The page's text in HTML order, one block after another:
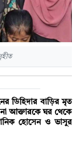
ডিহিদার বাড়ির মৃত
আক্তারকে ঘর থেকে
হোসেন ও ভাসুর